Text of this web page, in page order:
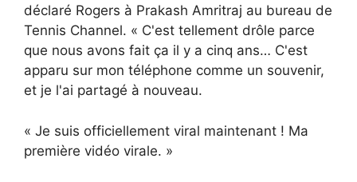
déclaré Rogers à Prakash Amritraj au bureau de
Tennis Channel. « C'est tellement drôle parce
que nous avons fait ça il y a cinq ans… C'est
apparu sur mon téléphone comme un souvenir,
et je l'ai partagé à nouveau.
« Je suis officiellement viral maintenant ! Ma
première vidéo virale. »